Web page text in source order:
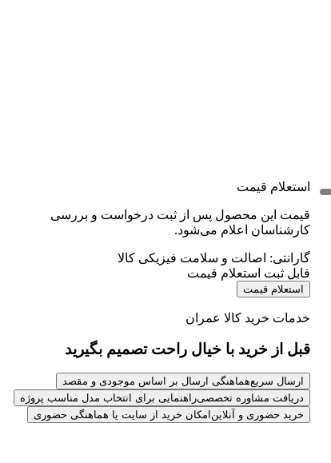
استعلام قیمت
قیمت این محصول پس از ثبت درخواست و بررسی
کارشناسان اعلام می‌شود.
گارانتی: اصالت و سلامت فیزیکی کالا
قابل ثبت استعلام قیمت
استعلام قیمت
خدمات خرید کالا عمران
قبل از خرید با خیال راحت تصمیم بگیرید
ارسال سریعهماهنگی ارسال بر اساس موجودی و مقصد
دریافت مشاوره تخصصیراهنمایی برای انتخاب مدل مناسب پروژه
خرید حضوری و آنلاین امکان خرید از سایت یا هماهنگی حضوری